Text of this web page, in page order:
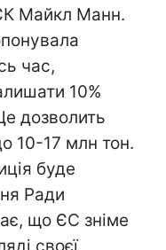
Майкл Манн.
час,
10%
дозволить
10-17 млн тон.
буде
Ради
що ЄС зніме